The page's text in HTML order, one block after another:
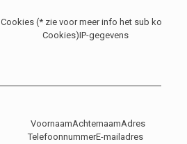
Cookies (* zie voor meer info het sub kopje
Cookies)IP-gegevens
VoornaamAchternaamAdres
TelefoonnummerE-mailadres